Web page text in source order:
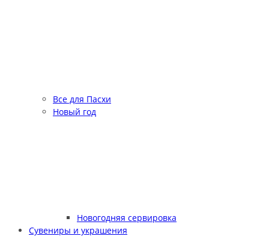
Все для Пасхи
Новый год
Новогодняя сервировка
Сувениры и украшения